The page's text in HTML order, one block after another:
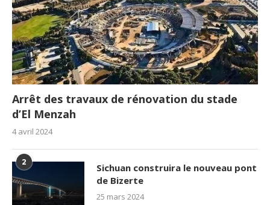
Arrêt des travaux de rénovation du stade
d’El Menzah
4 avril 2024
2
Sichuan construira le nouveau pont
de Bizerte
25 mars 2024